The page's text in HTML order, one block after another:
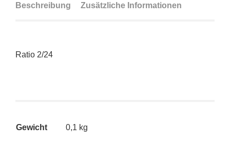
Beschreibung Zusätzliche Informationen
Ratio 2/24
Gewicht 0,1 kg